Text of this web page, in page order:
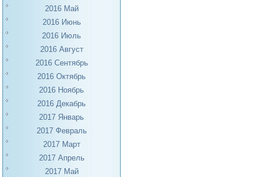
2016 Май
2016 Июнь
2016 Июль
2016 Август
2016 Сентябрь
2016 Октябрь
2016 Ноябрь
2016 Декабрь
2017 Январь
2017 Февраль
2017 Март
2017 Апрель
2017 Май